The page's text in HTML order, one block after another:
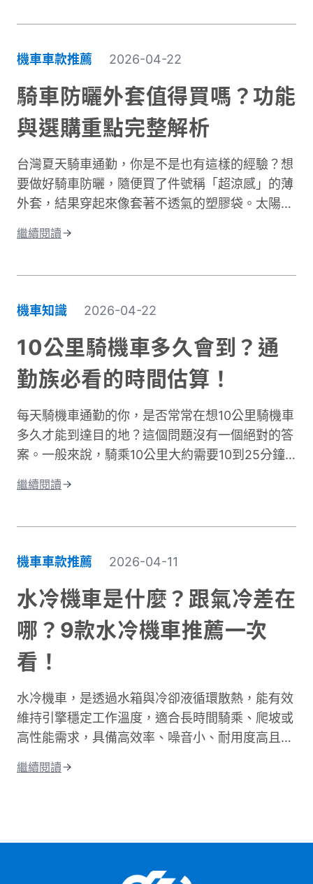
擊。當你在冬季騎車時，迎面而來的強風會快速破
壞人體周圍的隔熱空氣層。即使環境溫度有
10°C，在時速 50 公里的風壓下，體感溫度約降至
5 至 6°C 左右，溫降幅度接近一半。 更糟的是，
台灣冬季平均相對濕度經常高於75%。潮濕空氣傳
灌進衣服裡，身體必須消耗更多能量去加熱這些水
分子，騎車保暖變得格外困難。這就是為什麼一件
真正有效的防寒外套對機車族來說不只是選配，而
是冬季的必需品。接下來我們將深入分析如何挑選
機車車款推薦 2026-04-22
騎車防曬外套值得買嗎？功能
與選購重點完整解析
台灣夏天騎車通勤，你是不是也有這樣的經驗？想
要做好騎車防曬，隨便買了件號稱「超涼感」的薄
外套，結果穿起來像套著不透氣的塑膠袋。太陽確
境，許多騎士都遇過。一件真正好的騎車防曬外套
帶你了解如何挑選適合的防曬外套，讓你在烈日下
騎車依然保持舒適，不再當冤大頭。
繼續閱讀
機車知識 2026-04-22
10公里騎機車多久會到？通
勤族必看的時間估算！
每天騎機車通勤的你，是否常常在想10公里騎機車
多久才能到達目的地？這個問題沒有一個絕對的答
案。一般來說，騎乘10公里大約需要10到25分鐘
通勤時間的關鍵因素有很多。道路類型是其中之
量、個人騎乘習慣都會造成時間差異。這篇文章將
深入探討不同情況下的騎乘時間。我們會分析各種
道路類型所需的時間、說明影響通勤的主要因素。
同時也會分享實用的時間規劃技巧，讓你每天出門
前都能準確估算所需時間。不論你是新手騎士還是
資深通勤族，都能找到適合自己的參考資訊！
繼續閱讀
機車車款推薦 2026-04-11
水冷機車是什麼？跟氣冷差在
哪？9款水冷機車推薦一次
看！
水冷機車，是透過水箱與冷卻液循環散熱，能有效
維持引擎穩定工作溫度，適合長時間騎乘、爬坡或
高性能需求，具備高效率、噪音小、耐用度高且更
佳，能減少熱衰竭。這篇文章將從水冷引擎的運作
繼續閱讀